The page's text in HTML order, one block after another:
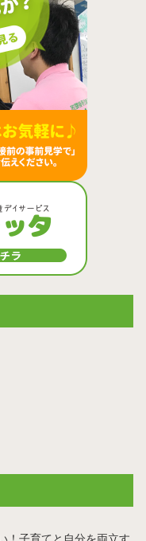
！子育てと自分を両立す